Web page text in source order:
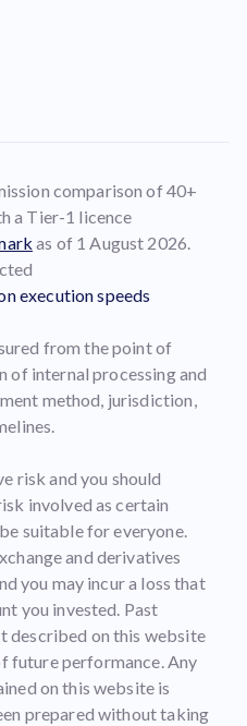
comparison of 40+
a Tier-1 licence
as of 1 August 2026.
execution speeds
from the point of
of internal processing and
method, jurisdiction,
risk and you should
involved as certain
suitable for everyone.
and derivatives
you may incur a loss that
you invested. Past
described on this website
future performance. Any
on this website is
prepared without taking